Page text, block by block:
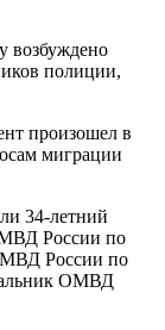
возбуждено
полиции,
произошел в
миграции
34-летний
России по
России по
ОМВД